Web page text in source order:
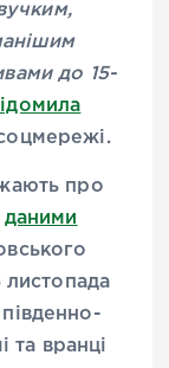
до 15-
про
даними
листопада
та вранці